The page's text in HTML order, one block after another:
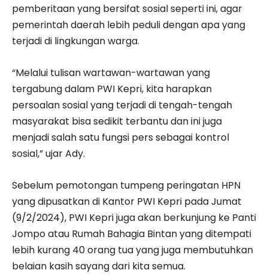
pemberitaan yang bersifat sosial seperti ini, agar
pemerintah daerah lebih peduli dengan apa yang
terjadi di lingkungan warga.
“Melalui tulisan wartawan-wartawan yang
tergabung dalam PWI Kepri, kita harapkan
persoalan sosial yang terjadi di tengah-tengah
masyarakat bisa sedikit terbantu dan ini juga
menjadi salah satu fungsi pers sebagai kontrol
sosial,” ujar Ady.
Sebelum pemotongan tumpeng peringatan HPN
yang dipusatkan di Kantor PWI Kepri pada Jumat
(9/2/2024), PWI Kepri juga akan berkunjung ke Panti
Jompo atau Rumah Bahagia Bintan yang ditempati
lebih kurang 40 orang tua yang juga membutuhkan
belaian kasih sayang dari kita semua.